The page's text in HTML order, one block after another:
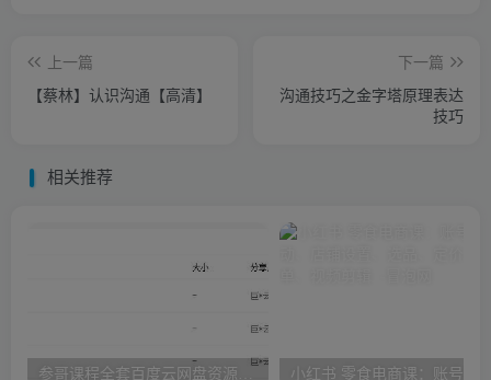
上一篇
【蔡林】认识沟通【高清】
下一篇
沟通技巧之金字塔原理表达
技巧
相关推荐